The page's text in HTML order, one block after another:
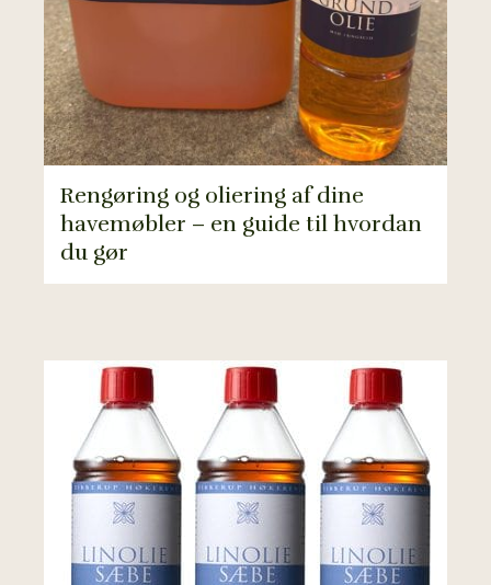
Rengøring og oliering af dine
havemøbler – en guide til hvordan
du gør